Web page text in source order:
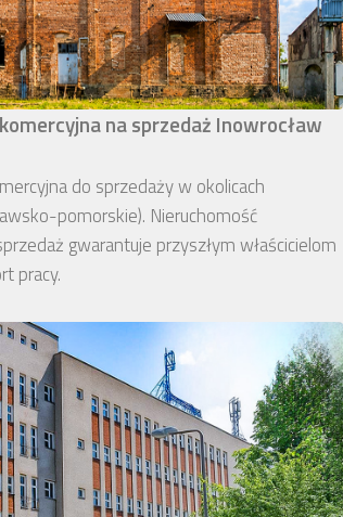
na sprzedaż Inowrocław
do sprzedaży w okolicach
pomorskie). Nieruchomość
gwarantuje przyszłym właścicielom
pracy.